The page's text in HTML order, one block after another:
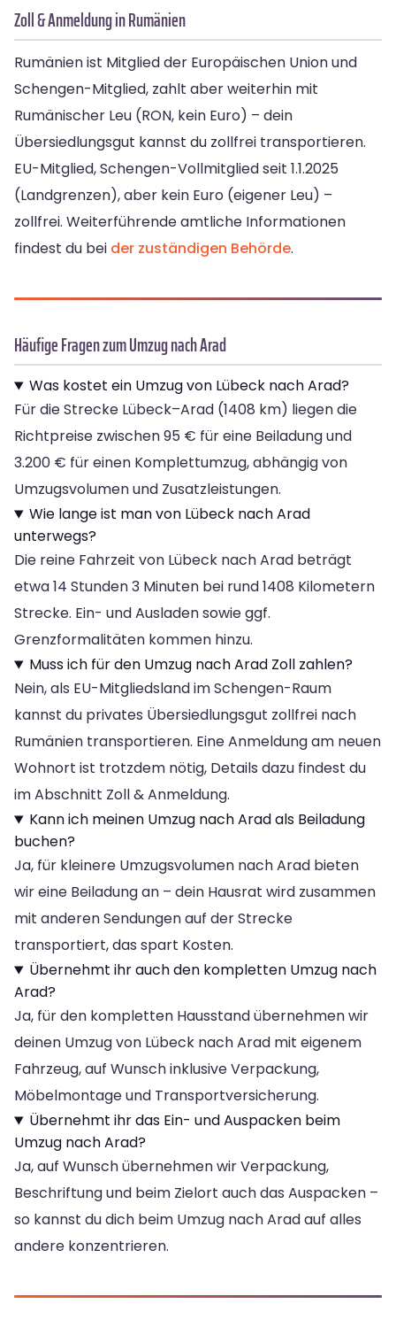
Zoll & Anmeldung in Rumänien
Rumänien ist Mitglied der Europäischen Union und
Schengen-Mitglied, zahlt aber weiterhin mit
Rumänischer Leu (RON, kein Euro) – dein
Übersiedlungsgut kannst du zollfrei transportieren.
EU-Mitglied, Schengen-Vollmitglied seit 1.1.2025
(Landgrenzen), aber kein Euro (eigener Leu) –
zollfrei. Weiterführende amtliche Informationen
findest du bei der zuständigen Behörde.
Häufige Fragen zum Umzug nach Arad
Was kostet ein Umzug von Lübeck nach Arad?
Für die Strecke Lübeck–Arad (1408 km) liegen die
Richtpreise zwischen 95 € für eine Beiladung und
3.200 € für einen Komplettumzug, abhängig von
Umzugsvolumen und Zusatzleistungen.
Wie lange ist man von Lübeck nach Arad
unterwegs?
Die reine Fahrzeit von Lübeck nach Arad beträgt
etwa 14 Stunden 3 Minuten bei rund 1408 Kilometern
Strecke. Ein- und Ausladen sowie ggf.
Grenzformalitäten kommen hinzu.
Muss ich für den Umzug nach Arad Zoll zahlen?
Nein, als EU-Mitgliedsland im Schengen-Raum
kannst du privates Übersiedlungsgut zollfrei nach
Rumänien transportieren. Eine Anmeldung am neuen
Wohnort ist trotzdem nötig, Details dazu findest du
im Abschnitt Zoll & Anmeldung.
Kann ich meinen Umzug nach Arad als Beiladung
buchen?
Ja, für kleinere Umzugsvolumen nach Arad bieten
wir eine Beiladung an – dein Hausrat wird zusammen
mit anderen Sendungen auf der Strecke
transportiert, das spart Kosten.
Übernehmt ihr auch den kompletten Umzug nach
Arad?
Ja, für den kompletten Hausstand übernehmen wir
deinen Umzug von Lübeck nach Arad mit eigenem
Fahrzeug, auf Wunsch inklusive Verpackung,
Möbelmontage und Transportversicherung.
Übernehmt ihr das Ein- und Auspacken beim
Umzug nach Arad?
Ja, auf Wunsch übernehmen wir Verpackung,
Beschriftung und beim Zielort auch das Auspacken –
so kannst du dich beim Umzug nach Arad auf alles
andere konzentrieren.